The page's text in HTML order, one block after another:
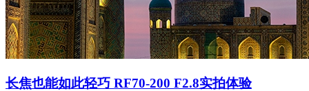
长焦也能如此轻巧 RF70-200 F2.8实拍体验